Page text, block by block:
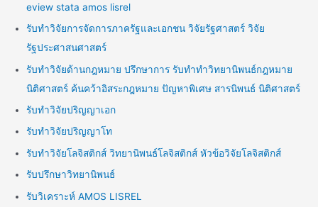
eview stata amos lisrel
รับทำวิจัยการจัดการภาครัฐและเอกชน วิจัยรัฐศาสตร์ วิจัย
รัฐประศาสนศาสตร์
รับทำวิจัยด้านกฎหมาย ปรึกษาการ รับทำทำวิทยานิพนธ์กฎหมาย
นิติศาสตร์ ค้นคว้าอิสระกฎหมาย ปัญหาพิเศษ สารนิพนธ์ นิติศาสตร์
รับทำวิจัยปริญญาเอก
รับทำวิจัยปริญญาโท
รับทำวิจัยโลจิสติกส์ วิทยานิพนธ์โลจิสติกส์ หัวข้อวิจัยโลจิสติกส์
รับปรึกษาวิทยานิพนธ์
รับวิเคราะห์ AMOS LISREL